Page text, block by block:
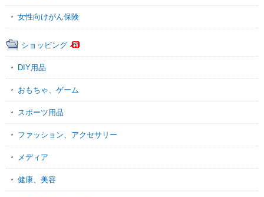
女性向けがん保険
ショッピング
DIY用品
おもちゃ、ゲーム
スポーツ用品
ファッション、アクセサリー
メディア
健康、美容